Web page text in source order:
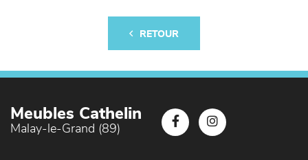
RETOUR
Meubles Cathelin
Malay-le-Grand (89)